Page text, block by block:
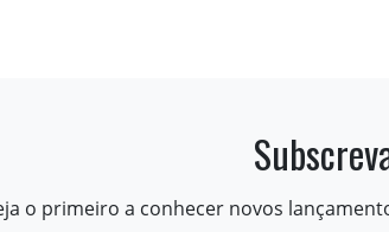
o primeiro a conhecer novos